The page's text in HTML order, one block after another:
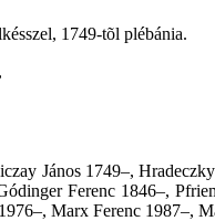
1749-tõl plébánia.
János 1749–,
Ferenc 1846–,
Marx Ferenc 1987–,